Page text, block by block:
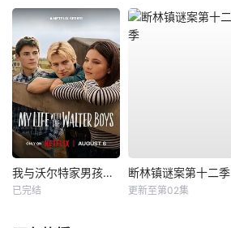
我与沃尔特家男孩的生活第三季
已完结
断林镇谜案第十二季
更新至第02集